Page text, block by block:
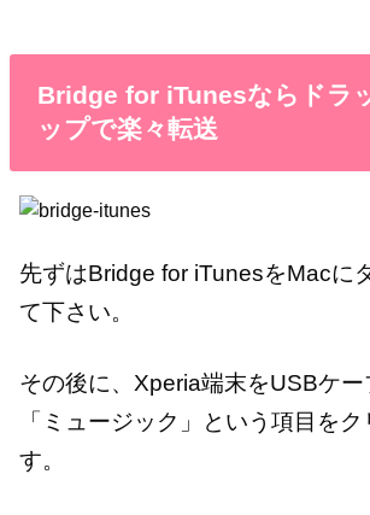
Bridge for iTunesならドラ
ップで楽々転送
先ずはBridge for iTunesをMacに
て下さい。
その後に、Xperia端末をUSBケ
「ミュージック」という項目をク
す。